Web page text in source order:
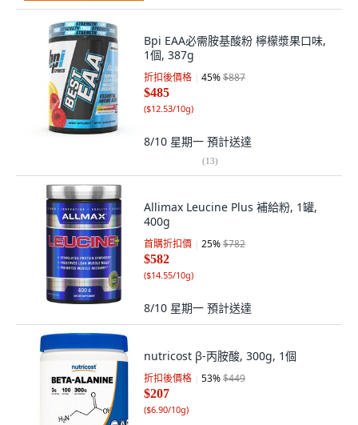
Bpi EAA必需胺基酸粉 檸檬漿果口味,
1個, 387g
折扣後價格 45%$887
$485
($12.53/10g)
8/10 星期一 預計送達
(13)
Allimax Leucine Plus 補給粉, 1罐,
400g
首購折扣價 25%$782
$582
($14.55/10g)
8/10 星期一 預計送達
nutricost β-丙胺酸, 300g, 1個
折扣後價格 53%$449
$207
($6.90/10g)